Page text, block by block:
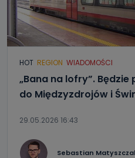
HOT REGION WIADOMOŚCI
„Bana na lofry”.
do Międzyzdrojów i
29.05.2026 16:43
Sebastian